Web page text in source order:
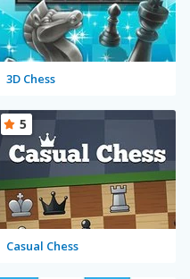
3D Chess
Casual Chess
5